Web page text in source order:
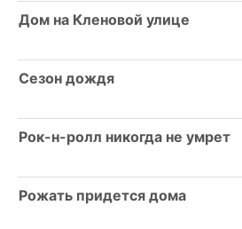
Дом на Кленовой улице
Сезон дождя
Рок-н-ролл никогда не умрет
Рожать придется дома